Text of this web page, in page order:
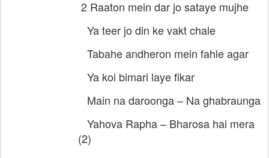
2 Raaton mein dar jo sataye mujhe
Ya teer jo din ke vakt chale
Tabahe andheron mein fahle agar
Ya koi bimari laye fikar
Main na daroonga – Na ghabraunga
Yahova Rapha – Bharosa hai mera
(2)